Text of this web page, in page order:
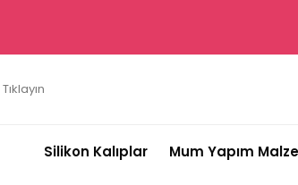
Silikon Kalıplar Mum Yapım